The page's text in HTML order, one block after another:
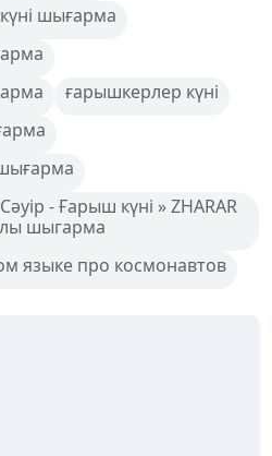
шығарма
ғарышкерлер күні
- Ғарыш күні » ZHARAR
шыгарма
языке про космонавтов